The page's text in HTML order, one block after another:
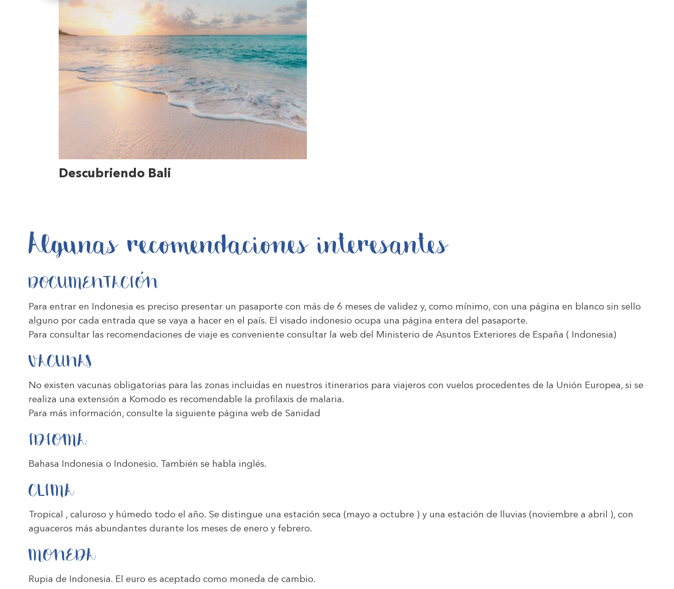
Descubriendo Bali
Algunas recomendaciones interesantes
DOCUMENTACIÓN
Para entrar en Indonesia es preciso presentar un pasaporte con más de 6 meses de validez y, como mínimo, con una página en blanco sin sello
alguno por cada entrada que se vaya a hacer en el país. El visado indonesio ocupa una página entera del pasaporte.
Para consultar las recomendaciones de viaje es conveniente consultar la web del Ministerio de Asuntos Exteriores de España ( Indonesia)
VACUNAS
No existen vacunas obligatorias para las zonas incluidas en nuestros itinerarios para viajeros con vuelos procedentes de la Unión Europea, si se
realiza una extensión a Komodo es recomendable la profilaxis de malaria.
Para más información, consulte la siguiente página web de Sanidad
IDIOMA
Bahasa Indonesia o Indonesio. También se habla inglés.
CLIMA
Tropical , caluroso y húmedo todo el año. Se distingue una estación seca (mayo a octubre ) y una estación de lluvias (noviembre a abril ), con
aguaceros más abundantes durante los meses de enero y febrero.
MONEDA
Rupia de Indonesia. El euro es aceptado como moneda de cambio.